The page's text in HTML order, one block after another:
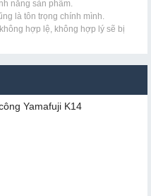
năng sản phẩm.
là tôn trọng chính mình.
hợp lệ, không hợp lý sẽ bị
Yamafuji K14